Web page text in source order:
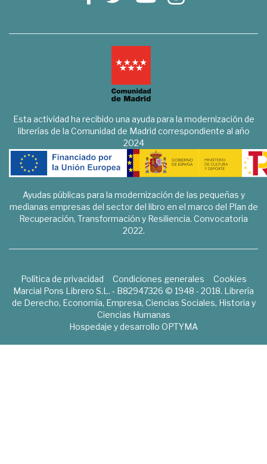
Esta actividad ha recibido una ayuda para la modernización de
librerías de la Comunidad de Madrid correspondiente al año
2024
Ayudas públicas para la modernización de las pequeñas y
medianas empresas del sector del libro en el marco del Plan de
Recuperación, Transformación y Resiliencia. Convocatoria
2022.
Política de privacidad Condiciones generales
Cookies
Marcial Pons Librero S.L. - B82947326 © 1948 - 2018. Librería
de Derecho, Economía, Empresa, Ciencias Sociales, Historia y
Ciencias Humanas
Hospedaje y desarrollo OPTYMA